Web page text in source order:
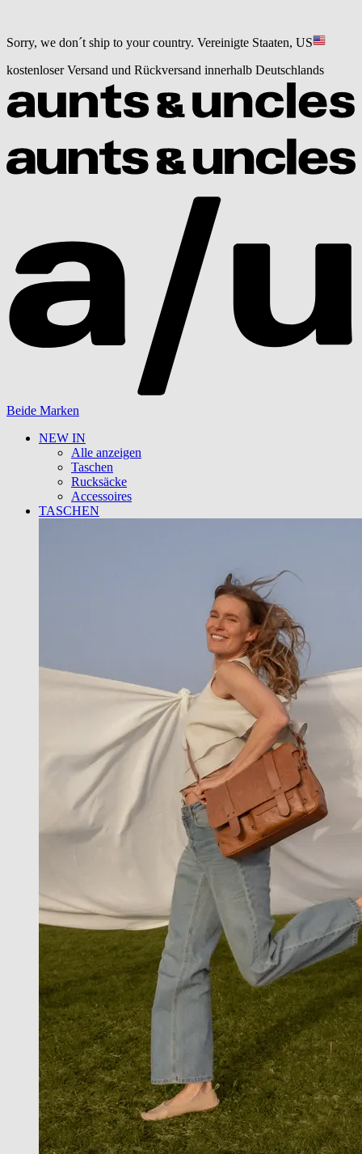
Sorry, we don´t ship to your country. Vereinigte Staaten, US
kostenloser Versand und Rückversand innerhalb Deutschlands
Beide Marken
NEW IN
Alle anzeigen
Taschen
Rucksäcke
Accessoires
TASCHEN